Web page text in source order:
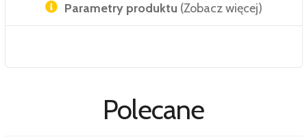
Parametry produktu (Zobacz więcej)
Polecane